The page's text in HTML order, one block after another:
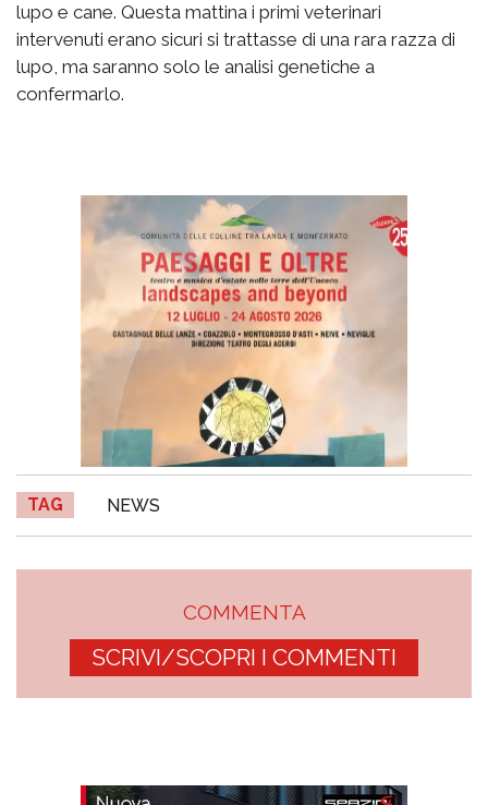
lupo e cane. Questa mattina i primi veterinari
intervenuti erano sicuri si trattasse di una rara razza di
lupo, ma saranno solo le analisi genetiche a
confermarlo.
TAG NEWS
COMMENTA
SCRIVI/SCOPRI I COMMENTI